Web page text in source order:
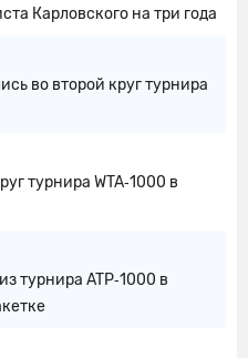
Карловского на три года
во второй круг турнира
турнира WTA‑1000 в
турнира ATP‑1000 в